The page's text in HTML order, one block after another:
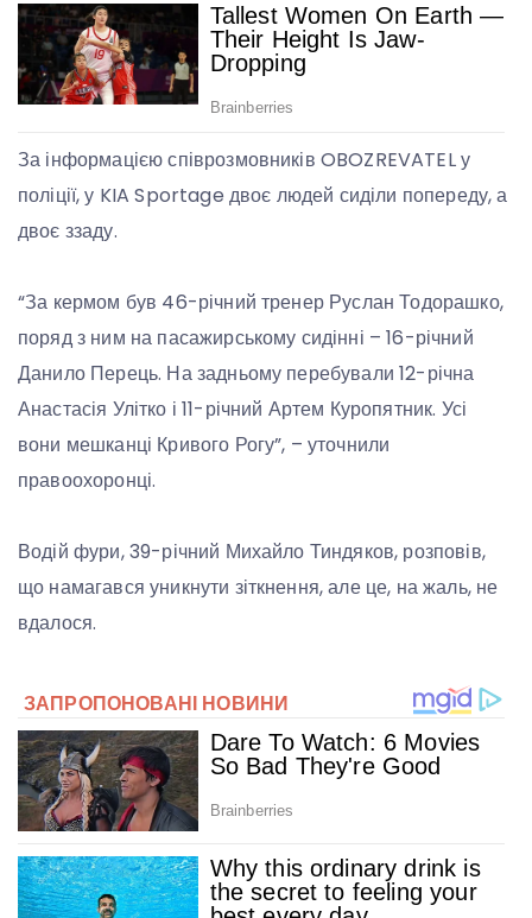
За інформацією співрозмовників OBOZREVATEL у
поліції, у KIA Sportage двоє людей сиділи попереду, а
двоє ззаду.
“За кермом був 46-річний тренер Руслан Тодорашко,
поряд з ним на пасажирському сидінні – 16-річний
Данило Перець. На задньому перебували 12-річна
Анастасія Улітко і 11-річний Артем Куропятник. Усі
вони мешканці Кривого Рогу”, – уточнили
правоохоронці.
Водій фури, 39-річний Михайло Тиндяков, розповів,
що намагався уникнути зіткнення, але це, на жаль, не
вдалося.